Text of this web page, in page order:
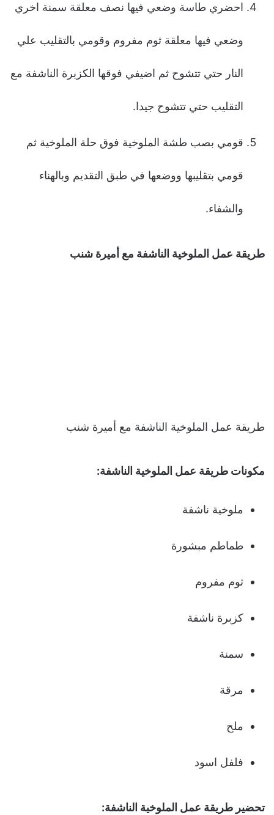
احضري طاسة وضعي فيها نصف معلقة سمنة اخري
وضعي فيها معلقة ثوم مفروم وقومي بالتقليب علي
النار حتي تتشوح ثم اضيفي فوقها الكزبرة الناشفة مع
التقليب حتي تتشوح جيدا.
قومي بصب طشة الملوخية فوق حلة الملوخية ثم
قومي بتقليبها ووضعها في طبق التقديم وبالهناء
والشفاء.
طريقة عمل الملوخية الناشفة مع أميرة شنب
طريقة عمل الملوخية الناشفة مع أميرة شنب
مكونات طريقة عمل الملوخية الناشفة:
ملوخية ناشفة
طماطم مبشورة
ثوم مفروم
كزبرة ناشفة
سمنة
مرقة
ملح
فلفل اسود
تحضير طريقة عمل الملوخية الناشفة: